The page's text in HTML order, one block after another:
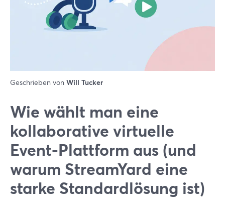
Geschrieben von Will Tucker
Wie wählt man eine
kollaborative virtuelle
Event-Plattform aus (und
warum StreamYard eine
starke Standardlösung ist)